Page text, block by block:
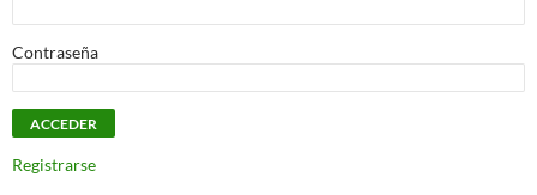
Contraseña
Registrarse